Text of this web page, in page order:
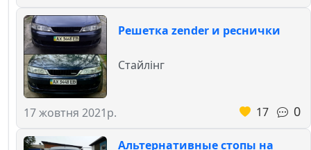
Решетка zender и реснички
17 жовтня 2021р.
Стайлінг
17 0
Альтернативные стопы на